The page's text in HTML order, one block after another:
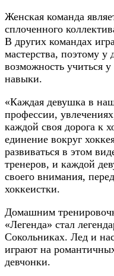
Женская команда
сплоченного
В других командах
мастерства, поэтому у
возможность учиться
навыки.
«Каждая девушка в
профессии,
каждой своя дорога к
единение вокруг
развиваться в этом
тренеров, и каждой
своего внимания,
хоккеистки.
Домашним
«Легенда» стал
Сокольниках. Лед и
играют на
девчонки.